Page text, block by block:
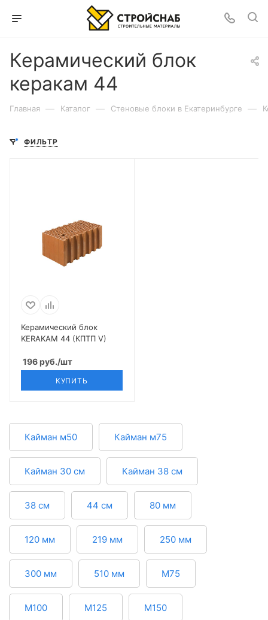
Керамический блок
керакам 44
Главная — Каталог — Cтеновые блоки в Екатеринбурге —
ФИЛЬТР
Керамический блок
KERAKAM 44 (КПТП V)
196руб./шт
КУПИТЬ
Кайман м50 Кайман м75
Кайман 30 см Кайман 38 см
38 см 44 см 80 мм
120 мм 219 мм 250 мм
300 мм 510 мм М75
М100 М125 М150